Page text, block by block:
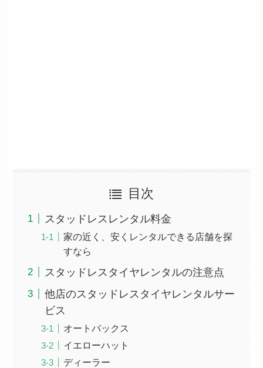
目次
スタッドレスレンタル料金
家の近く、安くレンタルできる店舗を探
すなら
スタッドレスタイヤレンタルの注意点
他店のスタッドレスタイヤレンタルサー
ビス
オートバックス
イエローハット
ディーラー